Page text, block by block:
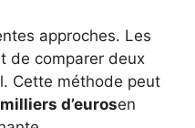
approches. Les
de comparer deux
Cette méthode peut
d’eurosen